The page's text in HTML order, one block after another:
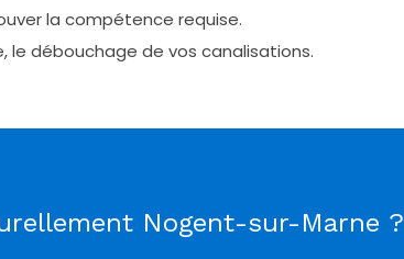
la compétence requise.
le débouchage de vos canalisations.
Nogent-sur-Marne ?